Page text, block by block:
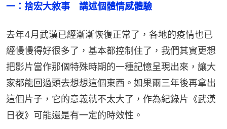
一：捨宏大敘事　講述個體情感體驗
去年4月武漢已經漸漸恢復正常了，各地的疫情也已
經慢慢得好很多了，基本都控制住了，我們其實更想
把影片當作那個特殊時期的一種記憶呈現出來，讓大
家都能回過頭去想想這個東西。如果兩三年後再拿出
這個片子，它的意義就不太大了，作為紀錄片《武漢
日夜》可能還是有一定的時效性。